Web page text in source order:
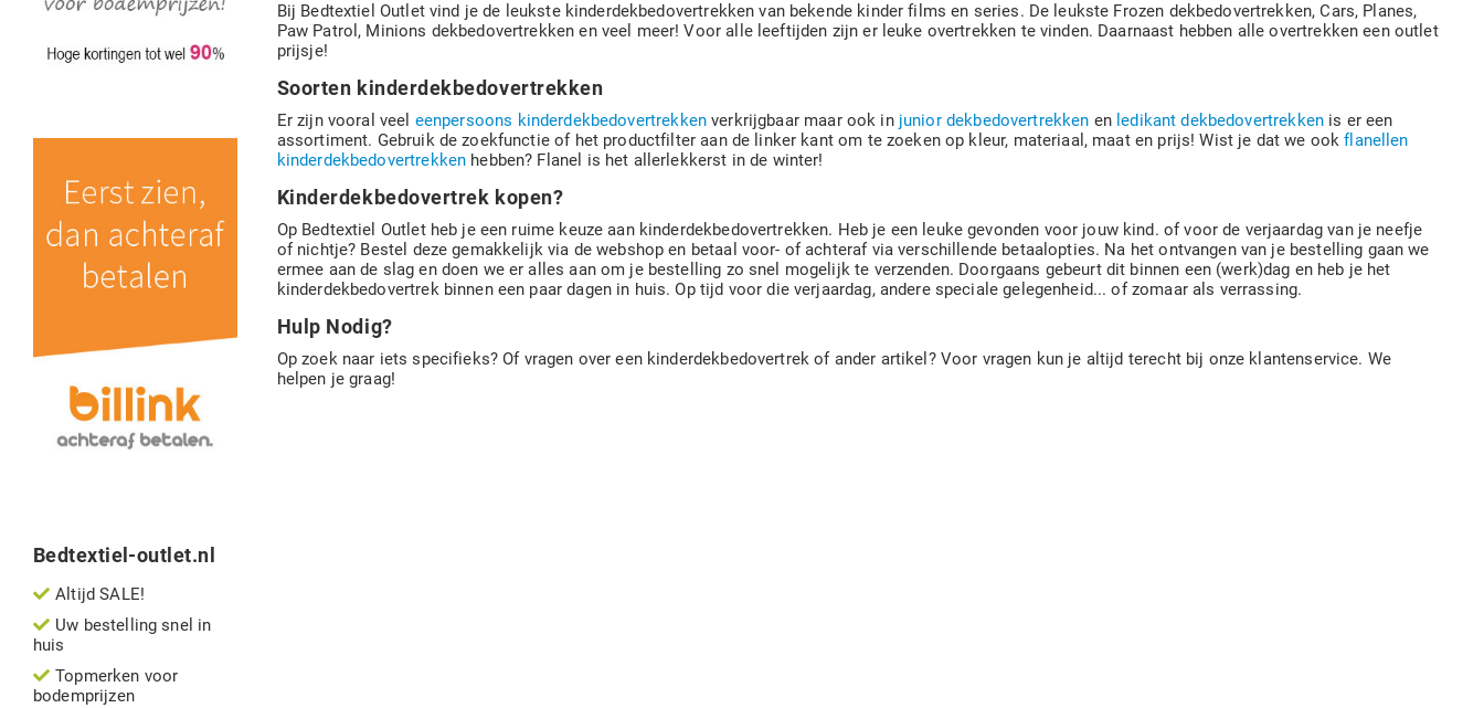
Bij Bedtextiel Outlet vind je de leukste kinderdekbedovertrekken van bekende kinder films en series. De leukste Frozen dekbedovertrekken, Cars, Planes,
Paw Patrol, Minions dekbedovertrekken en veel meer! Voor alle leeftijden zijn er leuke overtrekken te vinden. Daarnaast hebben alle overtrekken een outlet
prijsje!
Soorten kinderdekbedovertrekken
Er zijn vooral veel eenpersoons kinderdekbedovertrekkenverkrijgbaar maar ook in junior dekbedovertrekken en ledikant dekbedovertrekkenis er een
assortiment. Gebruik de zoekfunctie of het productfilter aan de linker kant om te zoeken op kleur, materiaal, maat en prijs! Wist je dat we ookflanellen
kinderdekbedovertrekken hebben? Flanel is het allerlekkerst in de winter!
Kinderdekbedovertrek kopen?
Op Bedtextiel Outlet heb je een ruime keuze aan kinderdekbedovertrekken. Heb je een leuke gevonden voor jouw kind. of voor de verjaardag van je neefje
of nichtje? Bestel deze gemakkelijk via de webshop en betaal voor- of achteraf via verschillende betaalopties. Na het ontvangen van je bestelling gaan we
ermee aan de slag en doen we er alles aan om je bestelling zo snel mogelijk te verzenden. Doorgaans gebeurt dit binnen een (werk)dag en heb je het
kinderdekbedovertrek binnen een paar dagen in huis. Op tijd voor die verjaardag, andere speciale gelegenheid... of zomaar als verrassing.
Hulp Nodig?
Op zoek naar iets specifieks? Of vragen over een kinderdekbedovertrek of ander artikel? Voor vragen kun je altijd terecht bij onze klantenservice. We
helpen je graag!
Bedtextiel-outlet.nl
Altijd SALE!
Uw bestelling snel in
huis
Topmerken voor
bodemprijzen